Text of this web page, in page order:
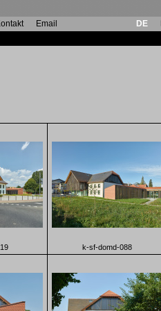
Email DE
k-sf-domd-088